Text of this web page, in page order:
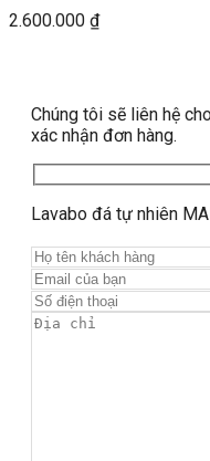
2.600.000 ₫
Chúng tôi sẽ liên hệ
xác nhận đơn hàng.
Lavabo đá tự nhiên